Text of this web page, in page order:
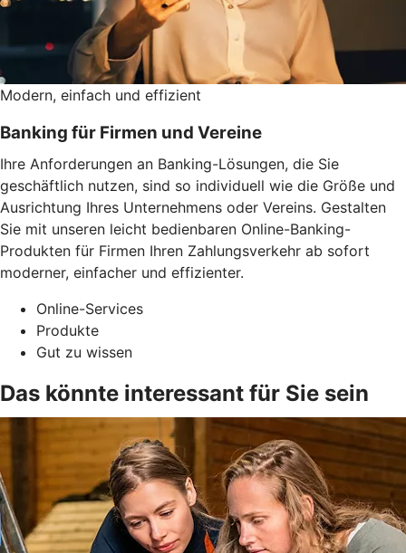
Modern, einfach und effizient
Banking für Firmen und Vereine
Ihre Anforderungen an Banking-Lösungen, die Sie
geschäftlich nutzen, sind so individuell wie die Größe und
Ausrichtung Ihres Unternehmens oder Vereins. Gestalten
Sie mit unseren leicht bedienbaren Online-Banking-
Produkten für Firmen Ihren Zahlungsverkehr ab sofort
moderner, einfacher und effizienter.
Online-Services
Produkte
Gut zu wissen
Das könnte interessant für Sie sein